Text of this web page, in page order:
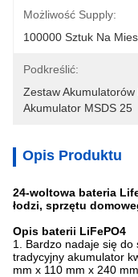
Możliwość Supply:
100000 Sztuk Na
Podkreślić:
Zestaw Akumulatorów
Akumulator MSDS 25
Opis Produktu
24-woltowa bateria
łodzi, sprzętu
Opis baterii LiFePO4
1. Bardzo nadaje się
tradycyjny akumulator
mm x 110 mm x 240 mm